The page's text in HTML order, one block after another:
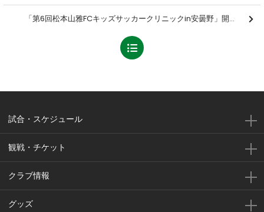
「第6回松本山雅FCキッズサッカークリニックin安曇野」開催のお知らせ
試合・スケジュール
観戦・チケット
クラブ情報
グッズ